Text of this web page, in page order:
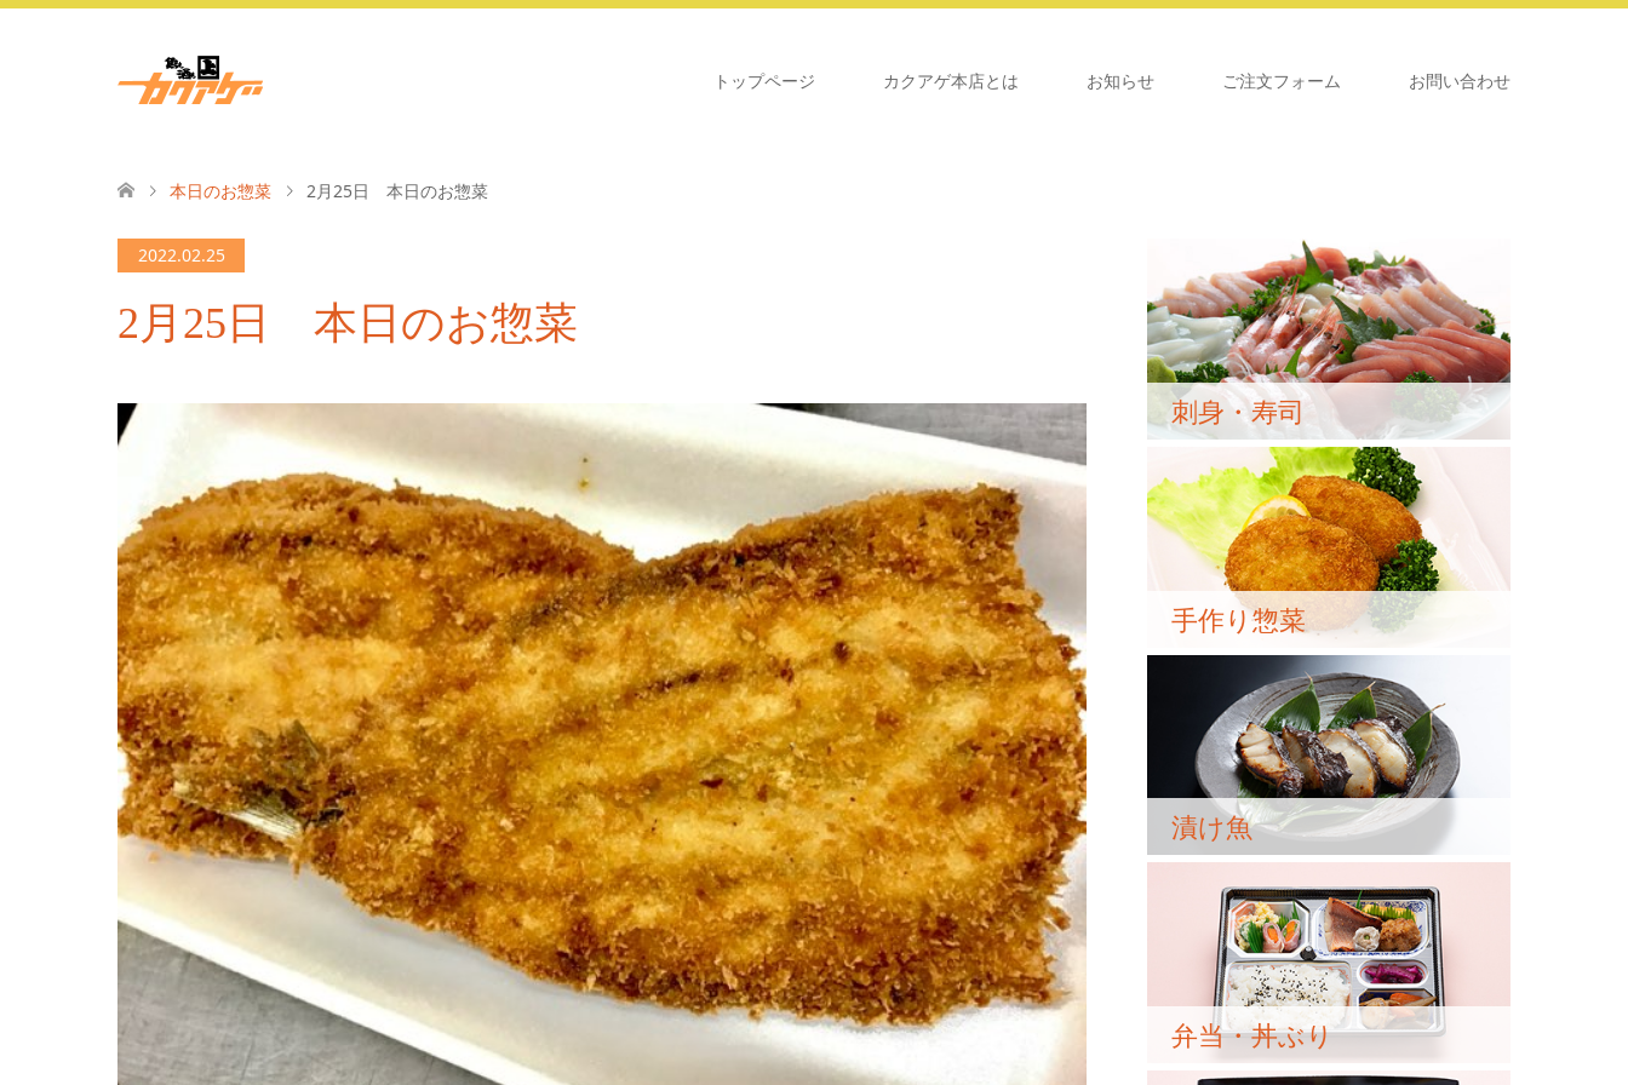
トップページ カクアゲ本店とは お知らせ ご注文フォーム お問い合わせ
本日のお惣菜 2月25日 本日のお惣菜
2022.02.25
2月25日 本日のお惣菜
刺身・寿司
手作り惣菜
漬け魚
弁当・丼ぶり